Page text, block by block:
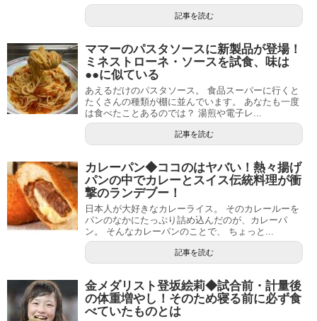
記事を読む
ママーのパスタソースに新製品が登場！
ミネストローネ・ソースを試食、味は
●●に似ている
あえるだけのパスタソース。 食品スーパーに行くと
たくさんの種類が棚に並んでいます。 あなたも一度
は食べたことあるのでは？ 湯煎や電子レ...
記事を読む
カレーパン◆ココのはヤバい！熱々揚げ
パンの中でカレーとスイス伝統料理が衝
撃のランデブー！
日本人が大好きなカレーライス。 そのカレールーを
パンのなかにたっぷり詰め込んだのが、カレーパ
ン。 そんなカレーパンのことで、 ちょっと...
記事を読む
金メダリスト登坂絵莉◆試合前・計量後
の体重増やし！そのため寝る前に必ず食
べていたものとは